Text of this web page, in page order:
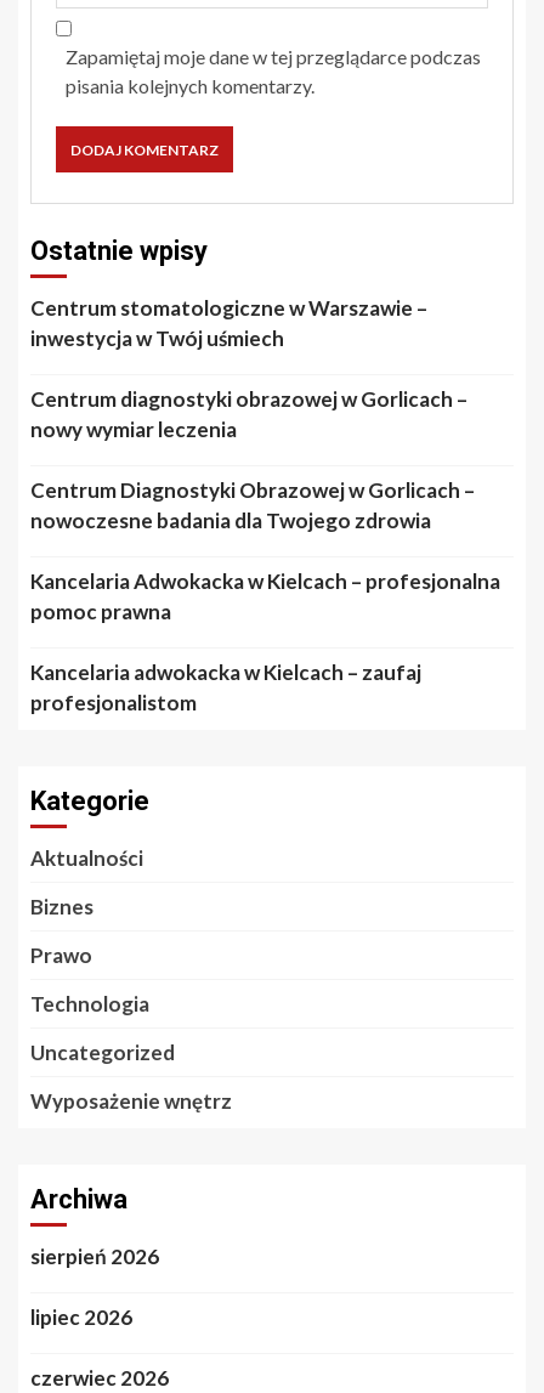
Zapamiętaj moje dane w tej przeglądarce podczas
pisania kolejnych komentarzy.
Ostatnie wpisy
Centrum stomatologiczne w Warszawie –
inwestycja w Twój uśmiech
Centrum diagnostyki obrazowej w Gorlicach –
nowy wymiar leczenia
Centrum Diagnostyki Obrazowej w Gorlicach –
nowoczesne badania dla Twojego zdrowia
Kancelaria Adwokacka w Kielcach – profesjonalna
pomoc prawna
Kancelaria adwokacka w Kielcach – zaufaj
profesjonalistom
Kategorie
Aktualności
Biznes
Prawo
Technologia
Uncategorized
Wyposażenie wnętrz
Archiwa
sierpień 2026
lipiec 2026
czerwiec 2026